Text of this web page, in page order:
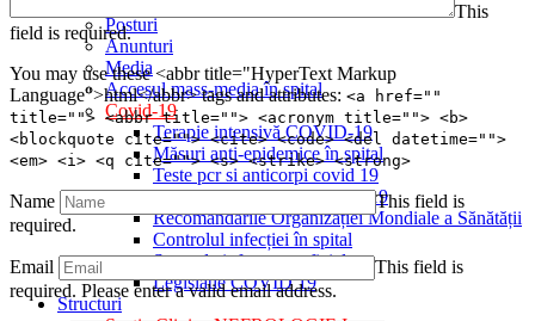
Posturi
Anunturi
Media
Accesul mass-media în spital
Covid-19
Terapie intensivă COVID-19
Măsuri anti-epidemice în spital
Teste pcr si anticorpi covid 19
Informații esențiale COVID-19
Recomandările Organizației Mondiale a Sănătății
Controlul infecției în spital
Surse de informare oficiale
Legislatie COVID 19
Structuri
This
field is required.
You may use these <abbr title="HyperText Markup
Language">html</abbr> tags and attributes: <a href=""
title=""> <abbr title=""> <acronym title=""> <b>
<blockquote cite=""> <cite> <code> <del datetime="">
<em> <i> <q cite=""> <s> <strike> <strong>
Name
This field is
required.
Email
This field is
required. Please enter a valid email address.